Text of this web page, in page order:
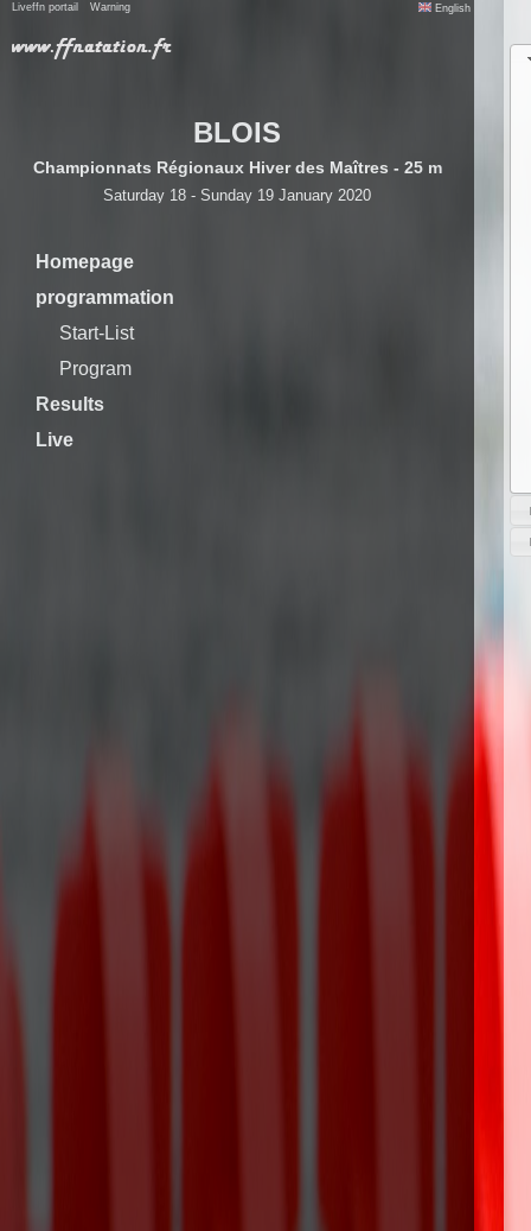
Liveffn portail Warning English
BLOIS
Championnats Régionaux Hiver des Maîtres - 25 m
Saturday 18 - Sunday 19 January 2020
Homepage
programmation
Start-List
Program
Results
Live